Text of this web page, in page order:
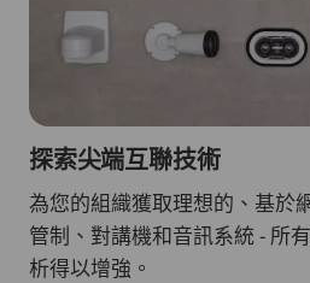
探索尖端互聯技術
為您的組織獲取理想的、基於
管制、對講機和音訊系統 - 所
析得以增強。